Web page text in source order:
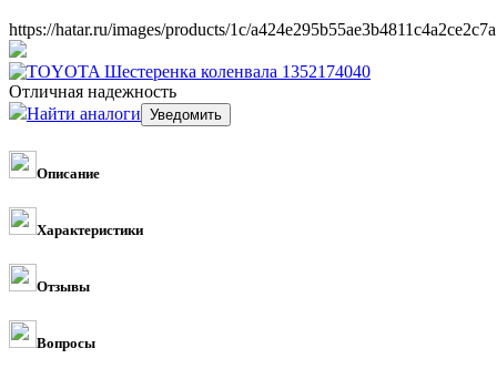
https://hatar.ru/images/products/1c/
Отличная надежность
Найти аналоги
Описание
Характеристики
Отзывы
Вопросы